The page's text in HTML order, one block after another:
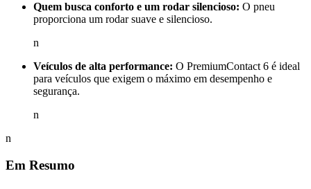
Quem busca conforto e um rodar silencioso: O pneu
proporciona um rodar suave e silencioso.
n
Veículos de alta performance: O PremiumContact 6 é ideal
para veículos que exigem o máximo em desempenho e
segurança.
n
n
Em Resumo